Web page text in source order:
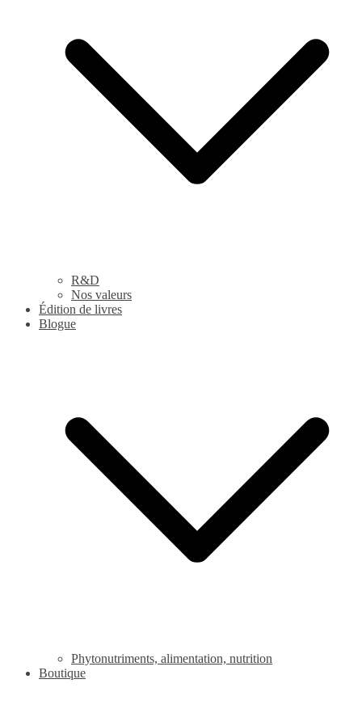
R&D
Nos valeurs
Édition de livres
Blogue
Phytonutriments, alimentation, nutrition
Boutique